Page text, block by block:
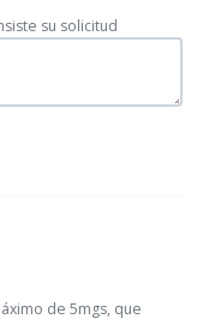
su solicitud
de 5mgs, que